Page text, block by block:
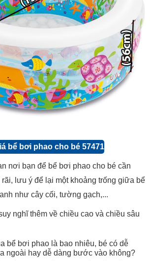
bể bơi phao cho bé 57471
nơi bạn để bể bơi phao cho bé cần
rãi, lưu ý để lại một khoảng trống giữa bể
như cây cối, tường gạch,...
nghĩ thêm về chiều cao và chiều sâu
bể bơi phao là bao nhiêu, bé có dễ
ngoài hay dễ dàng bước vào không?